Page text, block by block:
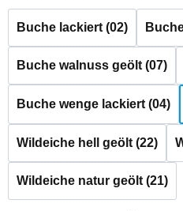
Buche lackiert (02)
Buche walnuss geölt (07)
Buche wenge lackiert (04)
Wildeiche hell geölt (22)
Wildeiche natur geölt (21)